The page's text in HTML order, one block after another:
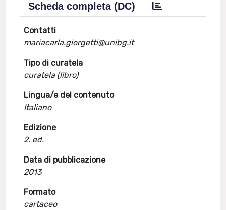
Scheda completa (DC)
Contatti
mariacarla.giorgetti@unibg.it
Tipo di curatela
curatela (libro)
Lingua/e del contenuto
Italiano
Edizione
2. ed.
Data di pubblicazione
2013
Formato
cartaceo